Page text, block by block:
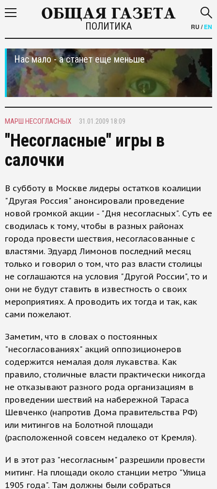
ПОЛИТИКА RU /EN
Нас мало - а станет еще меньше
МАРШ НЕСОГЛАСНЫХ 31.01.2009 18:09
"Несогласные" игры в
салочки
В субботу в Москве лидеры остатков коалиции
"Другая Россия" анонсировали проведение
новой громкой акции - "Дня несогласных". Суть ее
сводилась к тому, чтобы в разных районах
города провести шествия, несогласованные с
властями. Эдуард Лимонов последний месяц
только и говорил о том, что раз власти столицы
не соглашаются на условия "Другой России", то и
они не будут ставить в известность о своих
мероприятиях. А проводить их тогда и так, как
сами пожелают.
Заметим, что в словах о постоянных
"несогласованиях" акций оппозиционеров
содержится немалая доля лукавства. Как
правило, столичные власти практически никогда
не отказывают разного рода организациям в
проведении шествий на набережной Тараса
Шевченко (напротив Дома правительства РФ)
или митингов на Болотной площади
(расположенной совсем недалеко от Кремля).
И в этот раз "несогласным" разрешили провести
митинг. На площади около станции метро "Улица
1905 года". Там должны были собраться